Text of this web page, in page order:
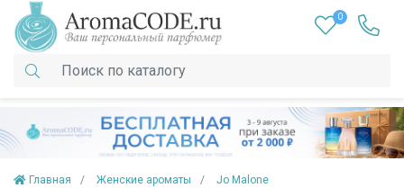
0
Главная Женские ароматы
Jo Malone